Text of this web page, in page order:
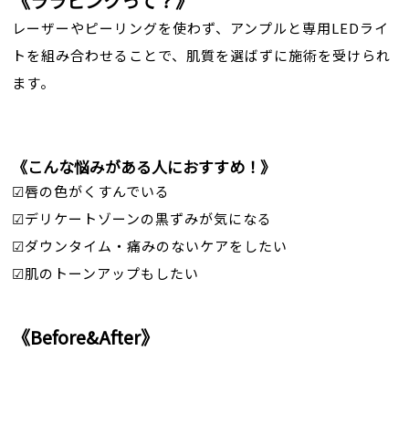
レーザーやピーリングを使わず、アンプルと専用LEDライ
トを組み合わせることで、肌質を選ばずに施術を受けられ
ます。
《こんな悩みがある人におすすめ！》
☑︎唇の色がくすんでいる
☑︎デリケートゾーンの黒ずみが気になる
☑︎ダウンタイム・痛みのないケアをしたい
☑︎肌のトーンアップもしたい
《Before&After》